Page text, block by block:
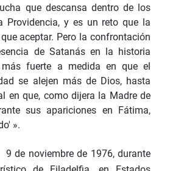
que descansa dentro de los
Providencia, y es un reto que la
aceptar. Pero la confrontación
de Satanás en la historia
más fuerte a medida en que el
se alejen más de Dios, hasta
en que, como dijera la Madre de
sus apariciones en Fátima,
».
de noviembre de 1976, durante